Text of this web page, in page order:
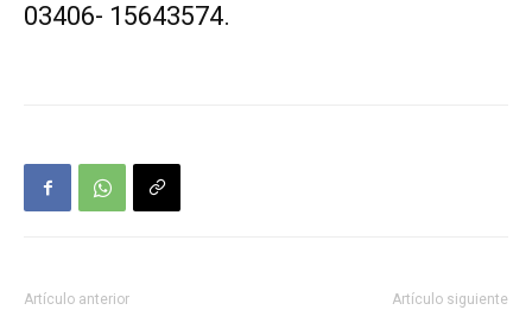
03406- 15643574.
Artículo anterior Artículo siguiente